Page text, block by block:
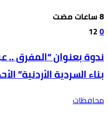
0
12
ندوة بعنوان “المفرق ..
بناء السردية الأردنية”
محافظات